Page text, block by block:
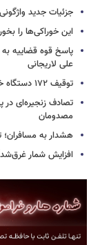
جزئیات جدید
این خوراکی‌ها را
پاسخ قوه قضاییه
علی لاریجانی
توقیف ۱۷۲ دستگاه خودروی لوکس و آپارتمان
تصادف زنجیره‌ای در
مصدومان
هشدار به
افزایش شمار